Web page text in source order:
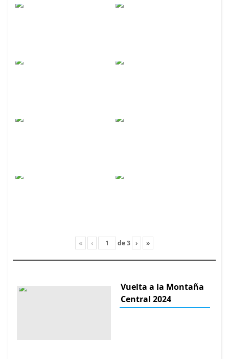
« ‹ de3 › »
Vuelta a la Montaña
Central 2024